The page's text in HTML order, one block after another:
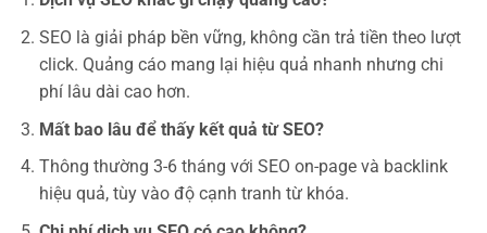
SEO là giải pháp bền vững, không cần trả tiền theo lượt
click. Quảng cáo mang lại hiệu quả nhanh nhưng chi
phí lâu dài cao hơn.
Mất bao lâu để thấy kết quả từ SEO?
Thông thường 3-6 tháng với SEO on-page và backlink
hiệu quả, tùy vào độ cạnh tranh từ khóa.